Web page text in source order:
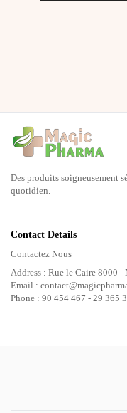
Des produits soigneusement
quotidien.
Contact Details
Contactez Nous
Address : Rue le Caire 8000 -
Email :
Phone : 90 454 467 - 29 365